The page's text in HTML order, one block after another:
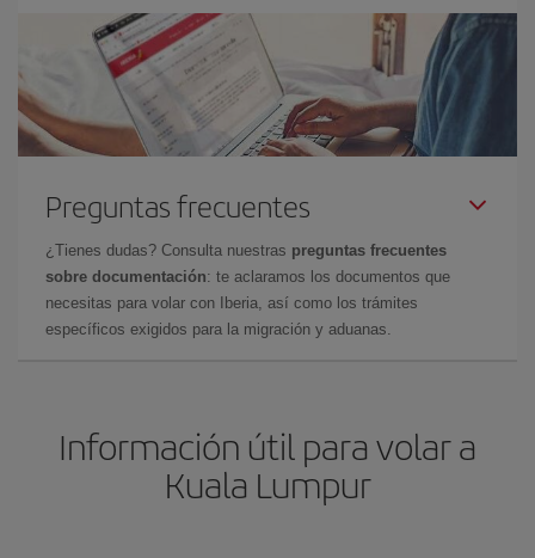
Preguntas frecuentes
¿Tienes dudas? Consulta nuestras preguntas frecuentes
sobre documentación: te aclaramos los documentos que
necesitas para volar con Iberia, así como los trámites
específicos exigidos para la migración y aduanas.
Información útil para volar a
Kuala Lumpur